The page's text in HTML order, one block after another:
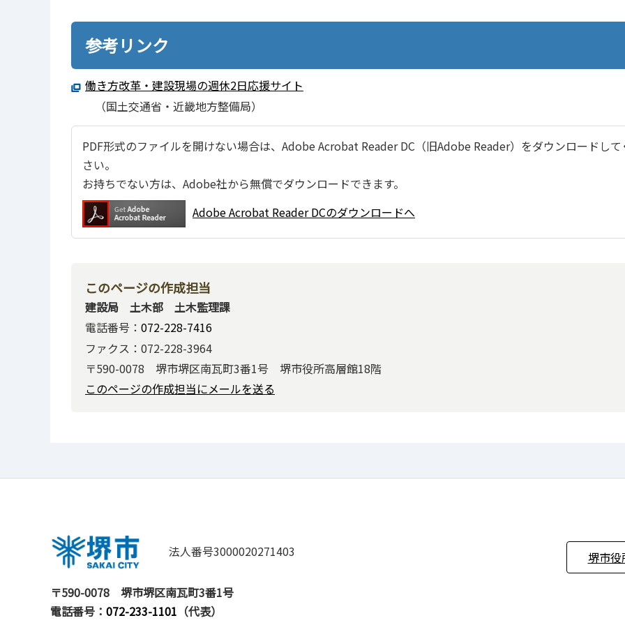
参考リンク
働き方改革・建設現場の週休2日応援サイト
（国土交通省・近畿地方整備局）
PDF形式のファイルを開けない場合は、Adobe Acrobat Reader DC（旧Adobe Reader）をダウンロードして
さい。
お持ちでない方は、Adobe社から無償でダウンロードできます。
Adobe Acrobat Reader DCのダウンロードへ
このページの作成担当
建設局 土木部 土木監理課
電話番号： 072-228-7416
ファクス：072-228-3964
〒590-0078 堺市堺区南瓦町3番1号 堺市役所高層館18階
このページの作成担当にメールを送る
法人番号3000020271403
〒590-0078
堺市堺区南瓦町3番1号
電話番号： 072-233-1101 （代表）
堺市